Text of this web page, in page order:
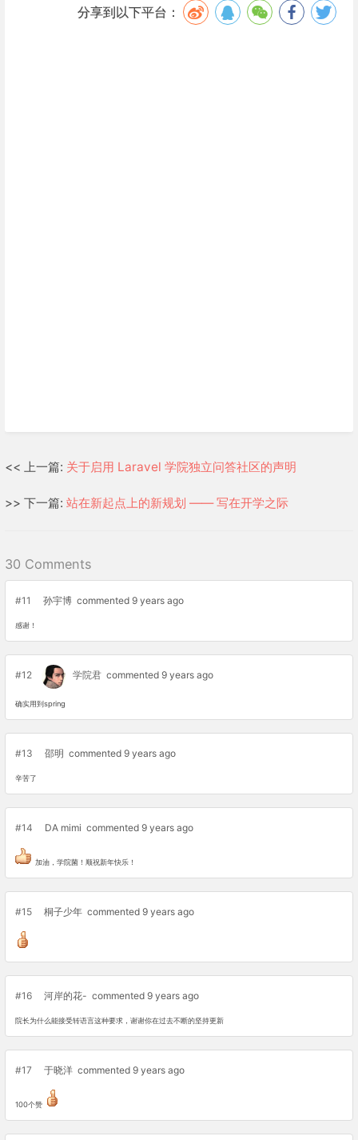
分享到以下平台：
<< 上一篇: 关于启用 Laravel 学院独立问答社区的声明
>> 下一篇: 站在新起点上的新规划 —— 写在开学之际
30 Comments
#11 孙宇博 commented 9 years ago
感谢！
#12 学院君 commented 9 years ago
确实用到spring
#13 邵明 commented 9 years ago
辛苦了
#14 DA mimi commented 9 years ago
加油，学院菌！顺祝新年快乐！
#15 桐子少年 commented 9 years ago
#16 河岸的花- commented 9 years ago
院长为什么能接受转语言这种要求，谢谢你在过去不断的坚持更新
#17 于晓洋 commented 9 years ago
100个赞